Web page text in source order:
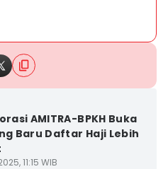
AMITRA-BPKH Buka
Baru Daftar Haji Lebih
11:15 WIB